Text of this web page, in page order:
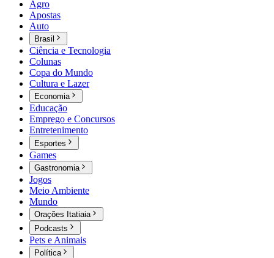
Agro
Apostas
Auto
Brasil
Ciência e Tecnologia
Colunas
Copa do Mundo
Cultura e Lazer
Economia
Educação
Emprego e Concursos
Entretenimento
Esportes
Games
Gastronomia
Jogos
Meio Ambiente
Mundo
Orações Itatiaia
Podcasts
Pets e Animais
Política